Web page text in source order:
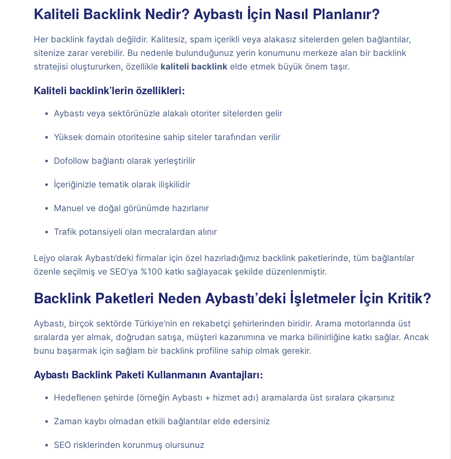
Kaliteli Backlink Nedir? Aybastı İçin Nasıl Planlanır?
Her backlink faydalı değildir. Kalitesiz, spam içerikli veya alakasız sitelerden gelen bağlantılar,
sitenize zarar verebilir. Bu nedenle bulunduğunuz yerin konumunu merkeze alan bir backlink
stratejisi oluştururken, özellikle kaliteli backlink elde etmek büyük önem taşır.
Kaliteli backlink’lerin özellikleri:
Aybastı veya sektörünüzle alakalı otoriter sitelerden gelir
Yüksek domain otoritesine sahip siteler tarafından verilir
Dofollow bağlantı olarak yerleştirilir
İçeriğinizle tematik olarak ilişkilidir
Manuel ve doğal görünümde hazırlanır
Trafik potansiyeli olan mecralardan alınır
Lejyo olarak Aybastı’deki firmalar için özel hazırladığımız backlink paketlerinde, tüm bağlantılar
özenle seçilmiş ve SEO’ya %100 katkı sağlayacak şekilde düzenlenmiştir.
Backlink Paketleri Neden Aybastı’deki İşletmeler İçin Kritik?
Aybastı, birçok sektörde Türkiye’nin en rekabetçi şehirlerinden biridir. Arama motorlarında üst
sıralarda yer almak, doğrudan satışa, müşteri kazanımına ve marka bilinirliğine katkı sağlar. Ancak
bunu başarmak için sağlam bir backlink profiline sahip olmak gerekir.
Aybastı Backlink Paketi Kullanmanın Avantajları:
Hedeflenen şehirde (örneğin Aybastı + hizmet adı) aramalarda üst sıralara çıkarsınız
Zaman kaybı olmadan etkili bağlantılar elde edersiniz
SEO risklerinden korunmuş olursunuz